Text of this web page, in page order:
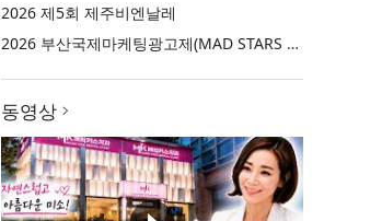
2026 제5회 제주비엔날레
2026 부산국제마케팅광고제(MAD STARS 2026)
동영상